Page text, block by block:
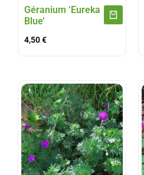
Géranium ‘Eureka
Blue’
4,50€